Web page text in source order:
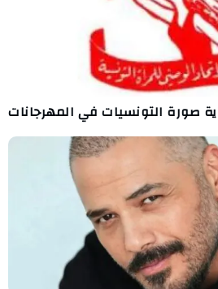
صورة التونسيات في المهرجانات